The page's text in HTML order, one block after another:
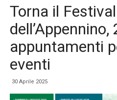
Torna il Festival
dell’Appennino,
appuntamenti
eventi
30 Aprile 2025